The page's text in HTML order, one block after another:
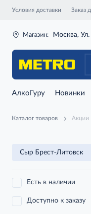
Условия доставки Заказ
Магазин: Москва,
АлкоГуру Новинки
Каталог товаров Акции
Сыр Брест-Литовск
Есть в наличии
Доступно к заказу